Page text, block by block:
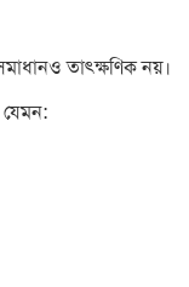
তাৎক্ষণিক নয়।